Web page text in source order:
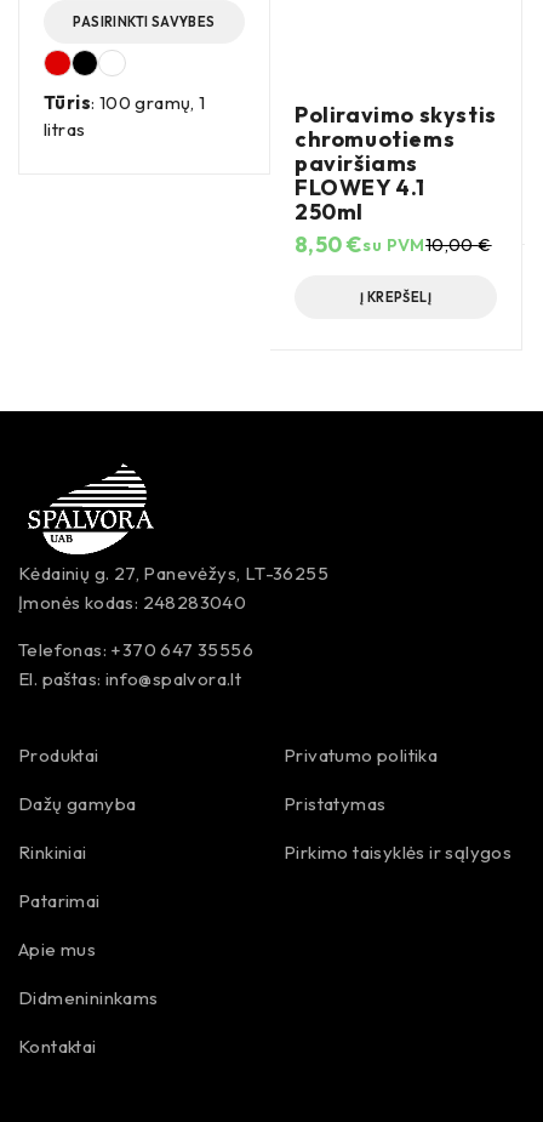
PASIRINKTI SAVYBES
Tūris: 100 gramų, 1
litras
Poliravimo skystis
chromuotiems
paviršiams
FLOWEY 4.1
250ml
10,00€
8,50€su PVM
Į KREPŠELĮ
Kėdainių g. 27, Panevėžys, LT-36255
Įmonės kodas: 248283040
Telefonas: +370 647 35556
El. paštas: info@spalvora.lt
Produktai
Dažų gamyba
Rinkiniai
Patarimai
Apie mus
Didmenininkams
Kontaktai
Privatumo politika
Pristatymas
Pirkimo taisyklės ir sąlygos